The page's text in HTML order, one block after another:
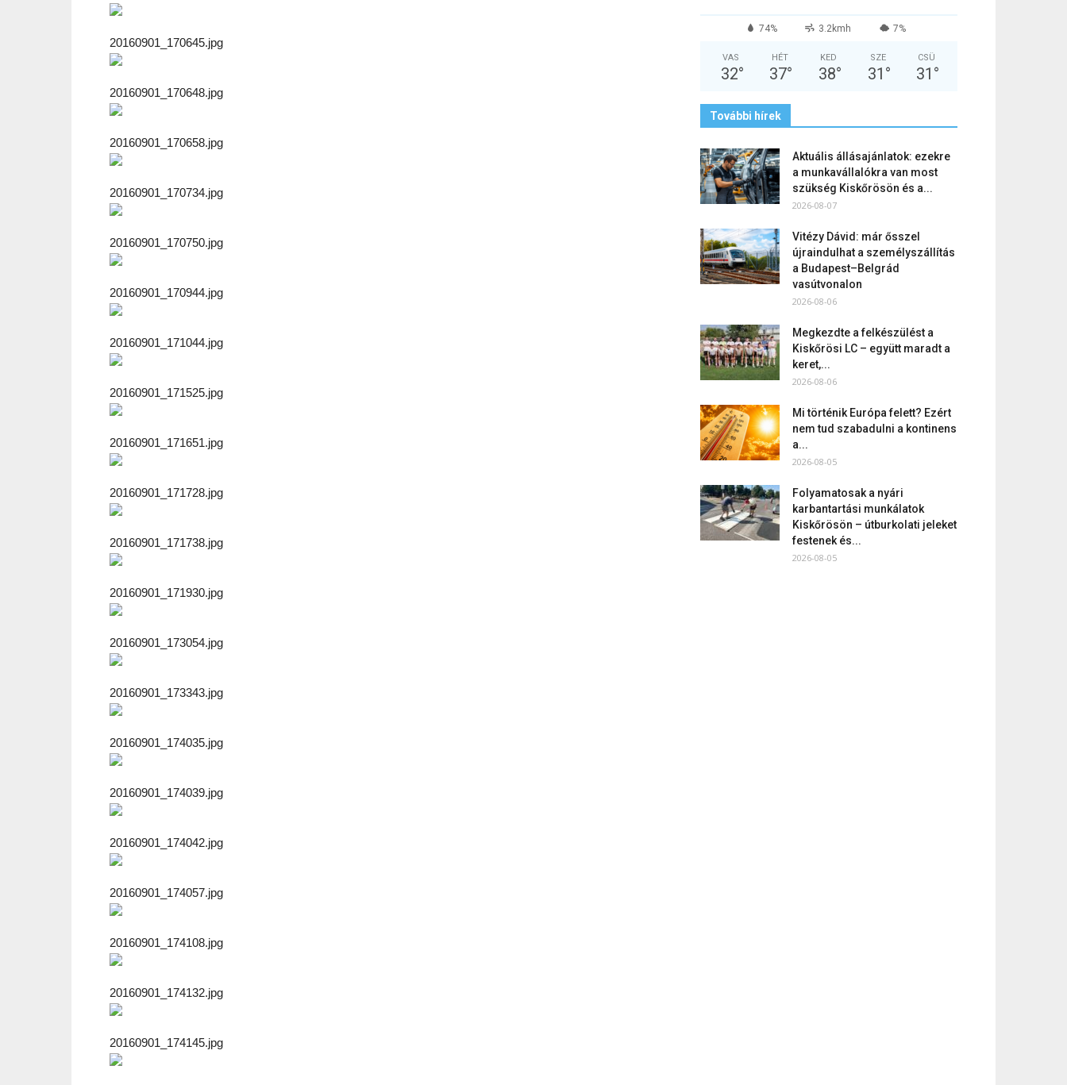
20160901_170645.jpg
20160901_170648.jpg
20160901_170658.jpg
20160901_170734.jpg
20160901_170750.jpg
20160901_170944.jpg
20160901_171044.jpg
20160901_171525.jpg
20160901_171651.jpg
20160901_171728.jpg
20160901_171738.jpg
20160901_171930.jpg
20160901_173054.jpg
20160901_173343.jpg
20160901_174035.jpg
20160901_174039.jpg
20160901_174042.jpg
20160901_174057.jpg
20160901_174108.jpg
20160901_174132.jpg
20160901_174145.jpg
74% 3.2kmh 7%
VAS
32°
HÉT
37°
KED
38°
SZE
31 °
CSÜ
31 °
További hírek
Aktuális állásajánlatok: ezekre
a munkavállalókra van most
szükség Kiskőrösön és a...
2026-08-07
Vitézy Dávid: már ősszel
újraindulhat a személyszállítás
a Budapest–Belgrád
vasútvonalon
2026-08-06
Megkezdte a felkészülést a
Kiskőrösi LC – együtt maradt a
keret,...
2026-08-06
Mi történik Európa felett? Ezért
nem tud szabadulni a kontinens
a...
2026-08-05
Folyamatosak a nyári
karbantartási munkálatok
Kiskőrösön – útburkolati jeleket
festenek és...
2026-08-05